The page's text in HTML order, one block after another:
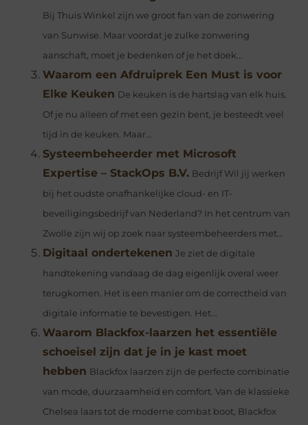
Bij Thuis Winkel zijn we groot fan van de zonwering
van Sunwise. Maar voordat je zulke zonwering
aanschaft, moet je bedenken of je het doek...
Waarom een Afdruiprek Een Must is voor
Elke Keuken De keuken is de hartslag van elk huis.
Of je nu alleen of met een gezin bent, je besteedt veel
tijd in de keuken. Maar...
Systeembeheerder met Microsoft
Expertise – StackOps B.V. Bedrijf Wil jij werken
bij het oudste onafhankelijke cloud- en IT-
beveiligingsbedrijf van Nederland? In het centrum van
Zwolle zijn wij op zoek naar systeembeheerders met...
Digitaal ondertekenen Je ziet de digitale
handtekening vandaag de dag eigenlijk overal weer
terugkomen. Het is een manier om de correctheid van
digitale informatie te bevestigen. Het...
Waarom Blackfox-laarzen het essentiële
schoeisel zijn dat je in je kast moet
hebben Blackfox laarzen zijn de perfecte combinatie
van mode, duurzaamheid en comfort. Van de klassieke
Chelsea laars tot de moderne combat boot, Blackfox